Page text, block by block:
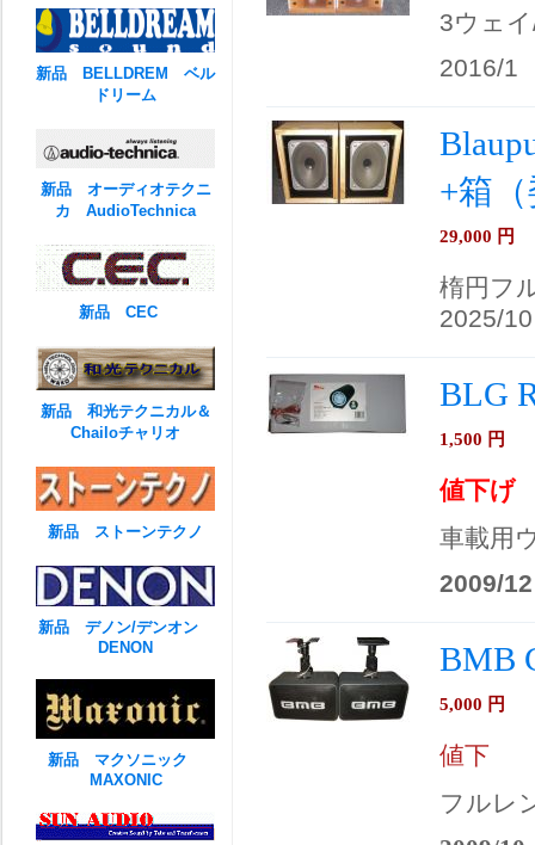
3ウェ
2016/1
+箱
29,000 円
楕円フ
2025/10
BLG
1,500 円
値下げ
車載用
2009/12
BMB
5,000 円
値下
フル
新品 BELLDREM ベル
ドリーム
新品 オーディオテクニ
カ AudioTechnica
新品 CEC
新品 和光テクニカル＆
Chailoチャリオ
新品 ストーンテクノ
新品 デノン/デンオン
DENON
新品 マクソニック
MAXONIC